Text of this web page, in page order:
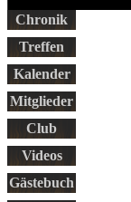
Chronik
Treffen
Kalender
Mitglieder
Club
Videos
Gästebuch